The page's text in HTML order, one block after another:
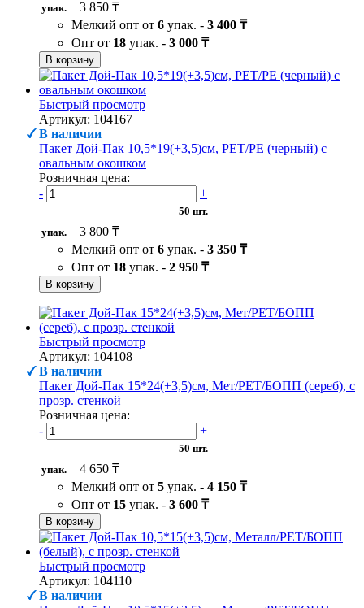
упак.
3 850 ₸
Мелкий опт от 6 упак. - 3 400 ₸
Опт от 18 упак. - 3 000 ₸
В корзину
Быстрый просмотр
Артикул: 104167
В наличии
Пакет Дой-Пак 10,5*19(+3,5)см, PET/PE (черный) с
овальным окошком
Розничная цена:
-
+
50 шт.
упак.
3 800 ₸
Мелкий опт от 6 упак. - 3 350 ₸
Опт от 18 упак. - 2 950 ₸
В корзину
Быстрый просмотр
Артикул: 104108
В наличии
Пакет Дой-Пак 15*24(+3,5)см, Мет/PET/БОПП (сереб), с
прозр. стенкой
Розничная цена:
-
+
50 шт.
упак.
4 650 ₸
Мелкий опт от 5 упак. - 4 150 ₸
Опт от 15 упак. - 3 600 ₸
В корзину
Быстрый просмотр
Артикул: 104110
В наличии